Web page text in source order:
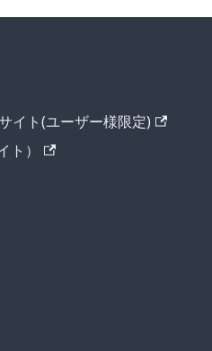
イト(ユーザー様限定)
）